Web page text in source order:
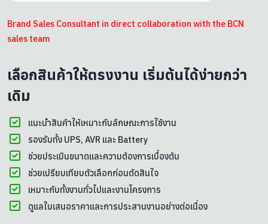
Brand Sales Consultant in direct collaboration with the BCN
sales team
เลือกสินค้าให้ตรงงาน เริ่มต้นได้ง่ายกว่า
เดิม
แนะนำสินค้าให้เหมาะกับลักษณะการใช้งาน
รองรับทั้ง UPS, AVR และ Battery
ช่วยประเมินขนาดและความต้องการเบื้องต้น
ช่วยเปรียบเทียบตัวเลือกก่อนตัดสินใจ
เหมาะกับทั้งงานทั่วไปและงานโครงการ
ดูแลใบเสนอราคาและการประสานงานอย่างต่อเนื่อง